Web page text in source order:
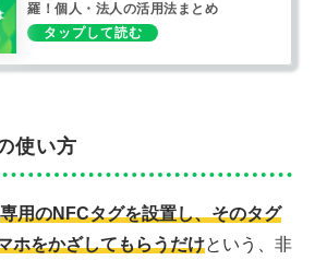
羅！個人・法人の活用法まとめ
使い方
専用のNFCタグを設置し、そのタグ
ホをかざしてもらうだけという、非